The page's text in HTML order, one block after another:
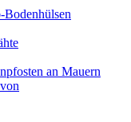
Bodenhülsen
an Mauern